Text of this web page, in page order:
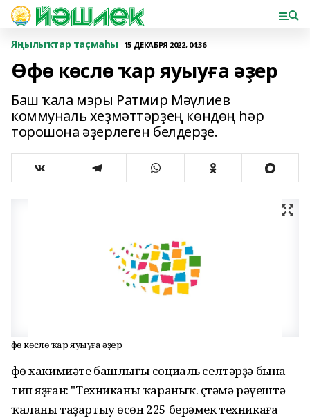
Яңылыҡтар таҫмаһы 15 ДЕКАБРЯ 2022, 04:36
Өфө көслө ҡар яуыуға әҙер
Баш ҡала мэры Ратмир Мәүлиев
коммуналь хеҙмәттәрҙең көндөң һәр
торошона әҙерлеген белдерҙе.
Өфө көслө ҡар яуыуға әҙер
Өфө хакимиәте башлығы социаль селтәрҙә бына
тип яҙған: "Техниканы ҡараныҡ. Өҫтәмә рәүештә
ҡаланы таҙартыу өсөн 225 берәмек техникаға